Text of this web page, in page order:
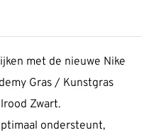
met de nieuwe Nike
Gras / Kunstgras
Zwart.
ondersteunt,